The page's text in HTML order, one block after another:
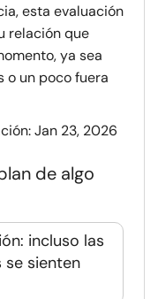
esta evaluación
relación que
ya sea
o un poco fuera
Jan 23, 2026
de algo
incluso las
se sienten